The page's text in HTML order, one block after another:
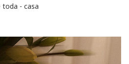
toda - casa